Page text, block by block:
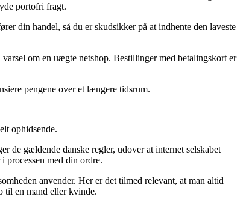
portofri fragt.
din handel, så du er skudsikker på at indhente den laveste
om en uægte netshop. Bestillinger med betalingskort er
pengene over et længere tidsrum.
ophidsende.
de gældende danske regler, udover at internet selskabet
processen med din ordre.
anvender. Her er det tilmed relevant, at man altid
til en mand eller kvinde.